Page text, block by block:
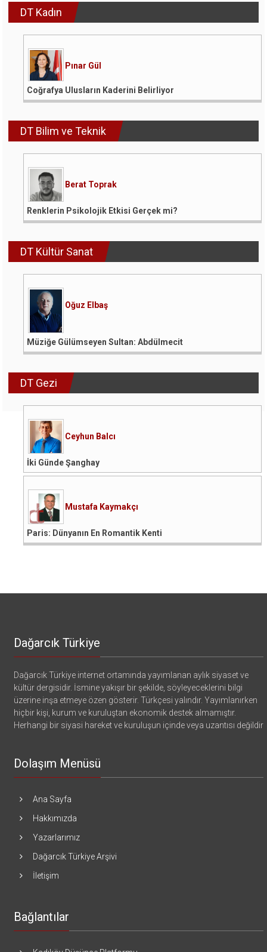
DT Kadın
Pınar Gül
Coğrafya Ulusların Kaderini Belirliyor
DT Bilim ve Teknik
Berat Toprak
Renklerin Psikolojik Etkisi Gerçek mi?
DT Kültür Sanat
Oğuz Elbaş
Müziğe Gülümseyen Sultan: Abdülmecit
DT Gezi
Ceyhun Balcı
İki Günde Şanghay
Mustafa Kaymakçı
Paris: Dünyanın En Romantik Kenti
Dağarcık Türkiye
Dağarcık Türkiye internet ortamında yayımlanan aylık siyaset ve
kültür dergisidir. İsmine yakışır bir şekilde, söyleyeceklerini bilgi
üzerine inşa etmeye özen gösterir. Türkçesi yalındır. Yayımlanırken
hiçbir kişi, kurum ve kuruluştan ekonomik destek almamıştır.
Herhangi bir siyasi hareket ve kuruluşun içinde veya uzantısı değildir
Dolaşım Menüsü
Ana Sayfa
Hakkımızda
Yazarlarımız
Dağarcık Türkiye Arşivi
İletişim
Bağlantılar